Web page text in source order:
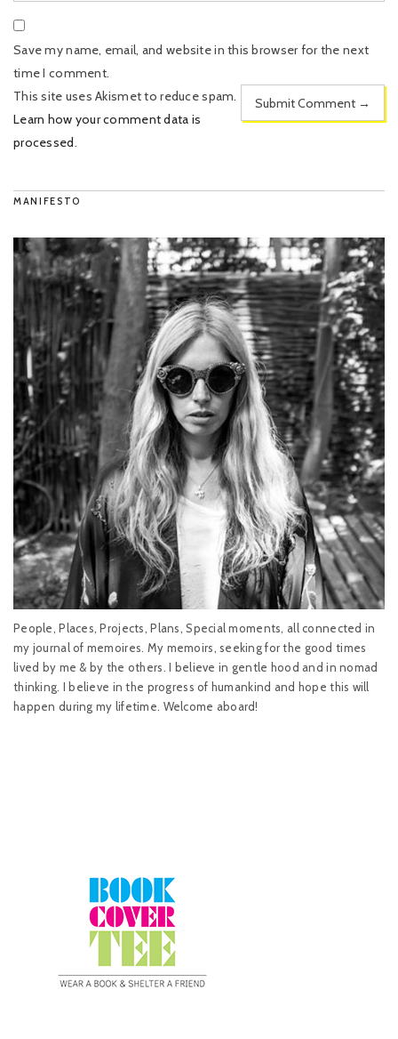
Save my name, email, and website in this browser for the next
time I comment.
This site uses Akismet to reduce spam.
Learn how your comment data is
processed.
MANIFESTO
People, Places, Projects, Plans, Special moments, all connected in
my journal of memoires. My memoirs, seeking for the good times
lived by me & by the others. I believe in gentle hood and in nomad
thinking. I believe in the progress of humankind and hope this will
happen during my lifetime. Welcome aboard!